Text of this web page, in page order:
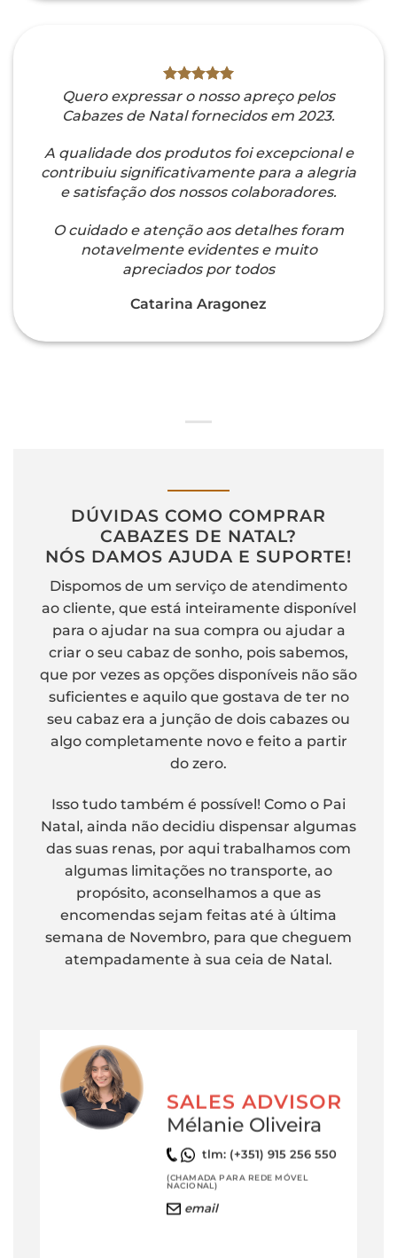
Quero expressar o nosso apreço pelos
Cabazes de Natal fornecidos em 2023.
A qualidade dos produtos foi excepcional e
contribuiu significativamente para a alegria
e satisfação dos nossos colaboradores.
O cuidado e atenção aos detalhes foram
notavelmente evidentes e muito
apreciados por todos
Catarina Aragonez
DÚVIDAS COMO COMPRAR
CABAZES DE NATAL?
NÓS DAMOS AJUDA E SUPORTE!
Dispomos de um serviço de atendimento
ao cliente, que está inteiramente disponível
para o ajudar na sua compra ou ajudar a
criar o seu cabaz de sonho, pois sabemos,
que por vezes as opções disponíveis não são
suficientes e aquilo que gostava de ter no
seu cabaz era a junção de dois cabazes ou
algo completamente novo e feito a partir
do zero.
Isso tudo também é possível! Como o Pai
Natal, ainda não decidiu dispensar algumas
das suas renas, por aqui trabalhamos com
algumas limitações no transporte, ao
propósito, aconselhamos a que as
encomendas sejam feitas até à última
semana de Novembro, para que cheguem
atempadamente à sua ceia de Natal.
SALES ADVISOR
Mélanie Oliveira
tlm: (+351) 915 256 550
(CHAMADA PARA REDE MÓVEL
NACIONAL)
email